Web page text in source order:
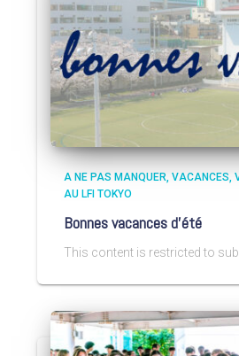
A NE PAS MANQUER VACANCES
AU LFI TOKYO
Bonnes vacances d’été
This content is restricted to